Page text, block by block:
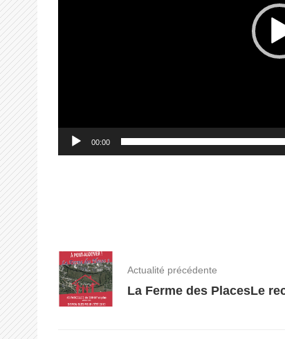
00:00
Actualité précédente
La Ferme des PlacesLe